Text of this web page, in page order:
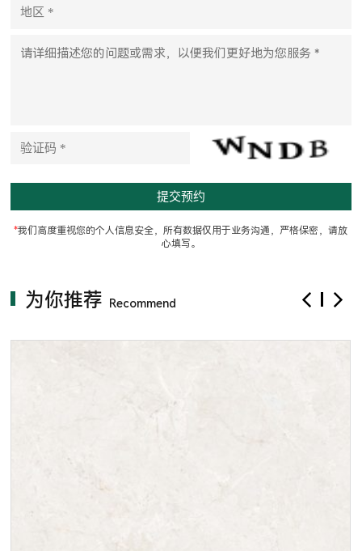
*我们高度重视您的个人信息安全，所有数据仅用于业务沟通，严格保密，请放
心填写。
为你推荐 Recommend